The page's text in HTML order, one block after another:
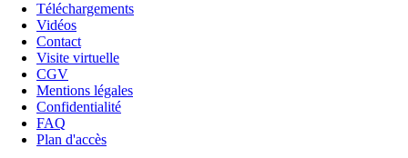
Téléchargements
Vidéos
Contact
Visite virtuelle
CGV
Mentions légales
Confidentialité
FAQ
Plan d'accès